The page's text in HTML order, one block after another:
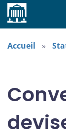
Accueil